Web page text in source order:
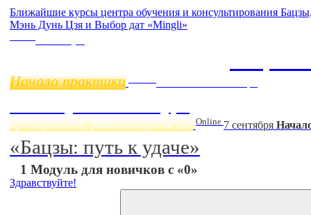
Ближайшие курсы центра обучения и консультирования
Мэнь Дунь Цзя и Выбор дат «Mingli»
Начало практики
пространство, работающее на вас Online 7 сентября
«Бацзы: путь к удаче»
1 Модуль для новичков с «0»
Здравствуйте!